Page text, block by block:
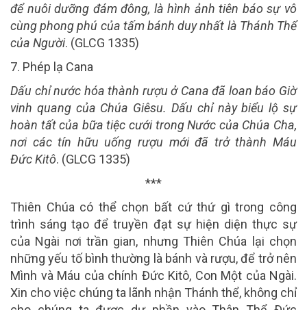
để nuôi dưỡng đám đông, là hình ảnh tiên báo sự vô
cùng phong phú của tấm bánh duy nhất là Thánh Thể
của Người. (GLCG 1335)
7. Phép lạ Cana
Dấu chỉ nước hóa thành rượu ở Cana đã loan báo Giờ
vinh quang của Chúa Giêsu. Dấu chỉ này biểu lộ sự
hoàn tất của bữa tiệc cưới trong Nước của Chúa Cha,
nơi các tín hữu uống rượu mới đã trở thành Máu
ĐứcKitô. (GLCG 1335)
***
Thiên Chúa có thể chọn bất cứ thứ gì trong công
trình sáng tạo để truyền đạt sự hiện diện thực sự
của Ngài nơi trần gian, nhưng Thiên Chúa lại chọn
những yếu tố bình thường là bánh và rượu, để trở nên
Mình và Máu của chính Đức Kitô, Con Một của Ngài.
Xin cho việc chúng ta lãnh nhận Thánh thể, không chỉ